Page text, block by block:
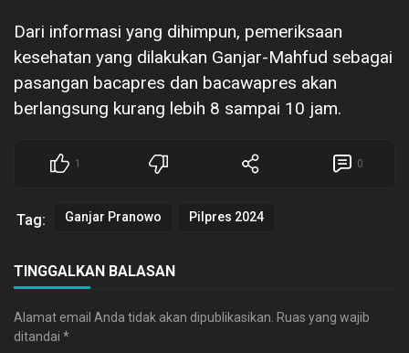
Dari informasi yang dihimpun, pemeriksaan
kesehatan yang dilakukan Ganjar-Mahfud sebagai
pasangan bacapres dan bacawapres akan
berlangsung kurang lebih 8 sampai 10 jam.
1 0
Tag: Ganjar Pranowo Pilpres 2024
TINGGALKAN BALASAN
Alamat email Anda tidak akan dipublikasikan. Ruas yang wajib
ditandai *